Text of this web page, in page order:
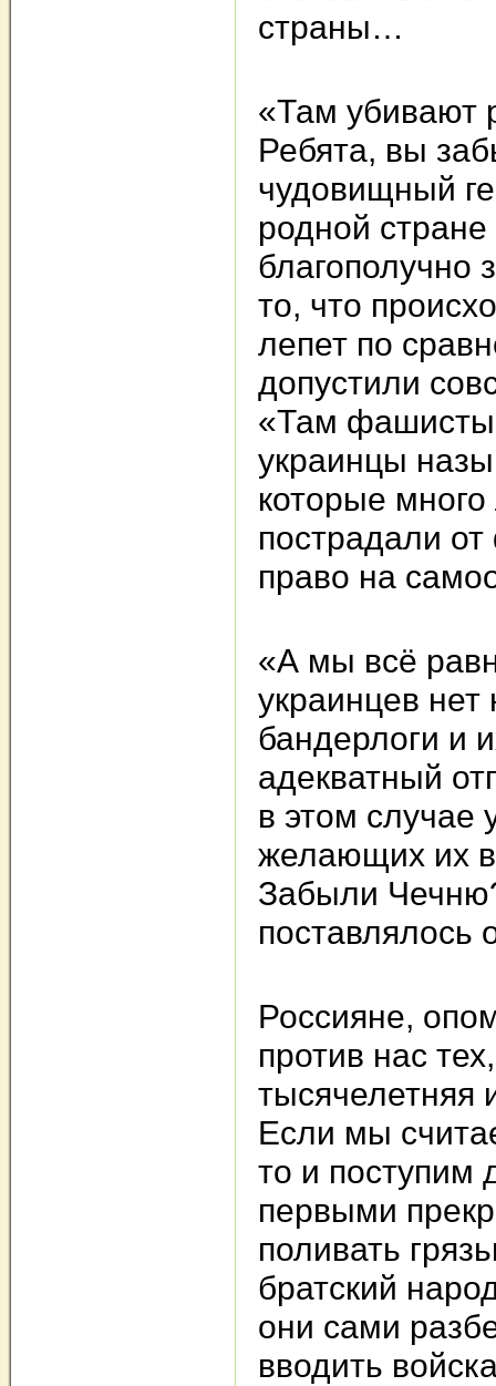
страны…
«Там убивают
Ребята, вы
чудовищный
родной
благополучно
то, что
лепет по
допустили
«Там
украинцы
которые
пострадали
право на
«А мы всё
украинцев
бандерлоги и
адекватный
в этом случае
желающих их
Забыли
Россияне,
против нас
тысячелетняя
Если мы
то и поступим
первыми
поливать
братский
они сами
вводить